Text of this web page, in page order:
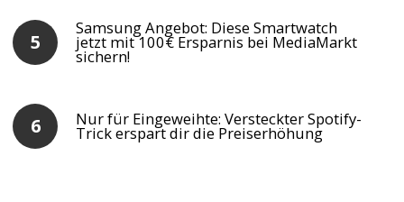
Samsung Angebot: Diese Smartwatch
jetzt mit 100€ Ersparnis bei MediaMarkt
sichern!
Nur für Eingeweihte: Versteckter Spotify-
Trick erspart dir die Preiserhöhung